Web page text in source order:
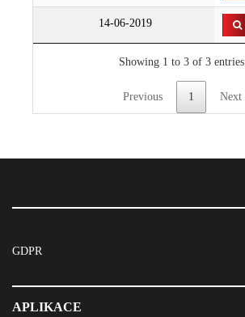
14-06-2019
Showing 1 to 3 of 3 entries
Previous 1 Next
GDPR
APLIKACE